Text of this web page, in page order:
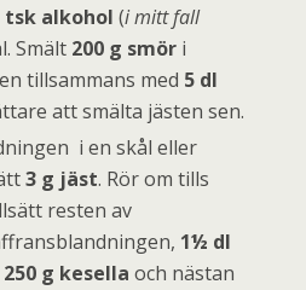
tsk alkohol (i mitt fall
Smält 200 g smör i
tillsammans med 5 dl
att smälta jästen sen.
i en skål eller
3 g jäst. Rör om tills
resten av
1½ dl
g kesellaoch nästan